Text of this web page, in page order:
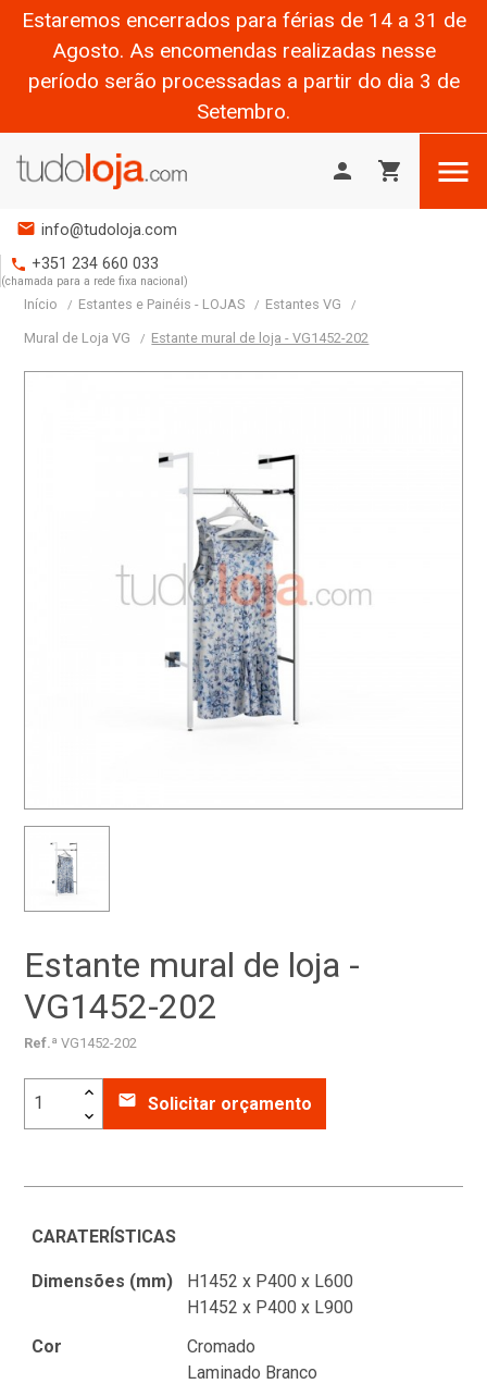
Estaremos encerrados para férias de 14 a 31 de
Agosto. As encomendas realizadas nesse
período serão processadas a partir do dia 3 de
Setembro.
person shopping_cart 
mail info@tudoloja.com
phone +351 234 660 033
(chamada para a rede fixa nacional)
Início Estantes e Painéis - LOJAS Estantes VG
Mural de Loja VG Estante mural de loja - VG1452-202
Estante mural de loja -
VG1452-202
Ref.ª VG1452-202
email Solicitar orçamento
CARATERÍSTICAS
Dimensões (mm)
H1452 x P400 x L600
H1452 x P400 x L900
Cor
Cromado
Laminado Branco